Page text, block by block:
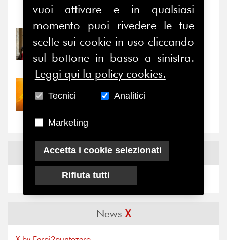
Notizie - Eventi
31/07/2026
Prima della pausa estiva,
il valore di...
Nove anni dopo la
NewsFacebook
News X
vuoi attivare e in qualsiasi
momento puoi rivedere le tue
scelte sui cookie in uso cliccando
sul bottone in basso a sinistra.
Leggi qui la policy cookies.
Tecnici Analitici
Marketing
Accetta i cookie selezionati
Rifiuta tutti